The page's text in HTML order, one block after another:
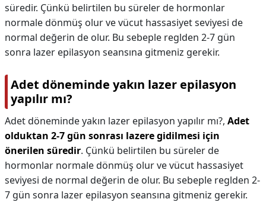
süredir. Çünkü belirtilen bu süreler de hormonlar
normale dönmüş olur ve vücut hassasiyet seviyesi de
normal değerin de olur. Bu sebeple reglden 2-7 gün
sonra lazer epilasyon seansına gitmeniz gerekir.
Adet döneminde yakın lazer epilasyon
yapılır mı?
Adet döneminde yakın lazer epilasyon yapılır mı?, Adet
olduktan 2-7 gün sonrası lazere gidilmesi için
önerilen süredir. Çünkü belirtilen bu süreler de
hormonlar normale dönmüş olur ve vücut hassasiyet
seviyesi de normal değerin de olur. Bu sebeple reglden 2-
7 gün sonra lazer epilasyon seansına gitmeniz gerekir.